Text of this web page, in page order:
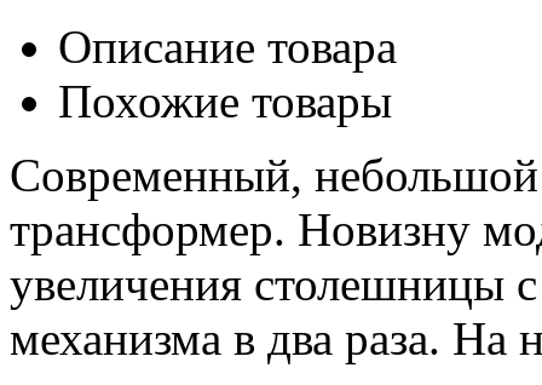
Описание товара
Похожие товары
Современный,
трансформер. Новизну
увеличения столешницы
механизма в два раза. На